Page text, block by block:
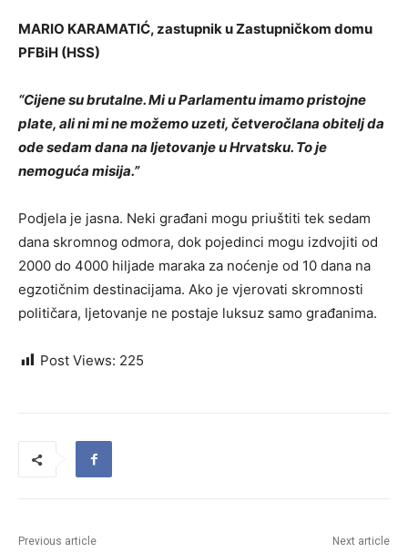
MARIO KARAMATIĆ, zastupnik u Zastupničkom domu
PFBiH (HSS)
“Cijene su brutalne. Mi u Parlamentu imamo pristojne
plate, ali ni mi ne možemo uzeti, četveročlana obitelj da
ode sedam dana na ljetovanje u Hrvatsku. To je
nemoguća misija.”
Podjela je jasna. Neki građani mogu priuštiti tek sedam
dana skromnog odmora, dok pojedinci mogu izdvojiti od
2000 do 4000 hiljade maraka za noćenje od 10 dana na
egzotičnim destinacijama. Ako je vjerovati skromnosti
političara, ljetovanje ne postaje luksuz samo građanima.
Post Views: 225
Previous article Next article